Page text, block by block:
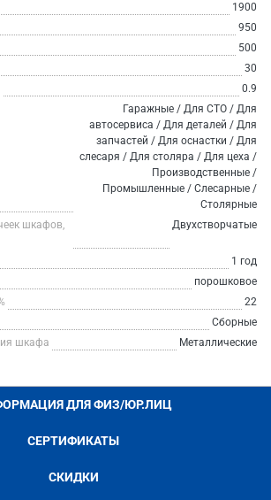
1900
950
500
30
0.9
Гаражные / Для СТО / Для
автосервиса / Для деталей / Для
запчастей / Для оснастки / Для
слесаря / Для столяра / Для цеха /
Производственные /
Промышленные / Слесарные /
Столярные
шкафов,
Двухстворчатые
1 год
порошковое
22
Сборные
шкафа
Металлические
ДЛЯ ФИЗ/ЮР.ЛИЦ
СЕРТИФИКАТЫ
СКИДКИ